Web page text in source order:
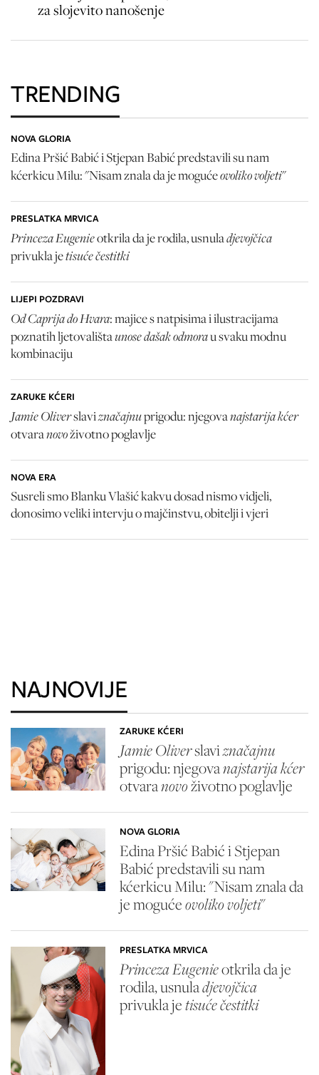
za slojevito nanošenje
TRENDING
NOVA GLORIA
Edina Pršić Babić i Stjepan Babić predstavili su nam
kćerkicu Milu: "Nisam znala da je mogućeovoliko voljeti"
PRESLATKA MRVICA
Princeza Eugenieotkrila da je rodila, usnuladjevojčica
privukla jetisuće čestitki
LIJEPI POZDRAVI
Od Caprija do Hvara: majice s natpisima i ilustracijama
poznatih ljetovalištaunose dašak odmorau svaku modnu
kombinaciju
ZARUKE KĆERI
Jamie Oliverslaviznačajnuprigodu: njegovanajstarija kćer
otvaranovoživotno poglavlje
NOVA ERA
Susreli smo Blanku Vlašić kakvu dosad nismo vidjeli,
donosimo veliki intervju o majčinstvu, obitelji i vjeri
NAJNOVIJE
ZARUKE KĆERI
Jamie Oliverslaviznačajnu
prigodu: njegovanajstarija kćer
otvaranovoživotno poglavlje
NOVA GLORIA
Edina Pršić Babić i Stjepan
Babić predstavili su nam
kćerkicu Milu: "Nisam znala da
je mogućeovoliko voljeti"
PRESLATKA MRVICA
Princeza Eugenieotkrila da je
rodila, usnuladjevojčica
privukla jetisuće čestitki